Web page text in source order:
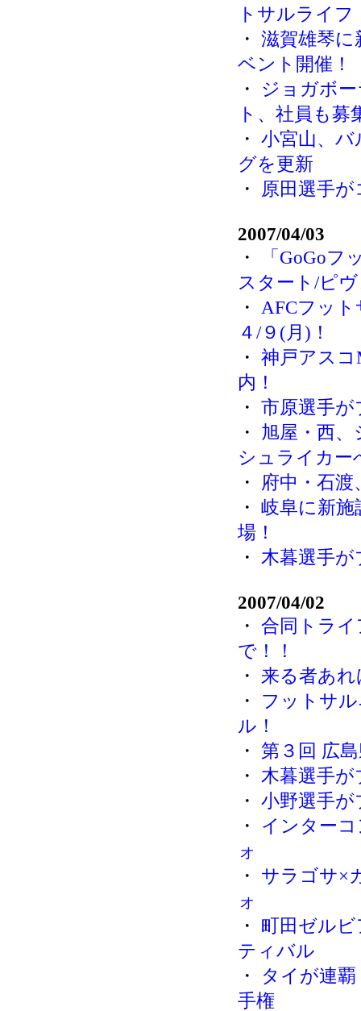
トサルライフ
・ 滋賀雄琴に
ベント開催！
・ ジョガボ
ト、社員も募
・ 小宮山、
グを更新
・
原田選手
2007/04/03
・
「GoGo
スタート/ピ
・ AFCフッ
４/９(月)！
・ 神戸アス
内！
・ 市原選手
・ 旭屋・西
シュライカー
・ 府中・石
・ 岐阜に新
場！
・ 木暮選手
2007/04/02
・ 合同トラ
で！！
・ 来る者あ
・ フットサ
ル！
・ 第３回 広
・ 木暮選手
・ 小野選手
・ インター
ォ
・ サラゴサ×
ォ
・ 町田ゼル
ティバル
・
タイが連
手権